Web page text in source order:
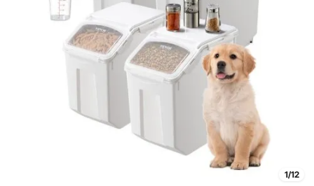
1/12